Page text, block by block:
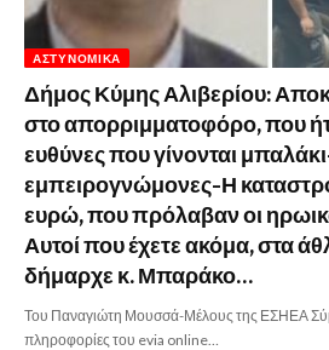
ΑΣΤΥΝΟΜΙΚΆ
Δήμος Κύμης Αλιβερίου:
στο απορριμματοφόρο, που
ευθύνες που γίνονται
εμπειρογνώμονες-Η
ευρώ, που πρόλαβαν οι
Αυτοί που έχετε ακόμα, στα
δήμαρχε κ. Μπαράκο…
Του Παναγιώτη Μουσσά-Μέλους της ΕΣΗΕΑ
πληροφορίες του evia online…